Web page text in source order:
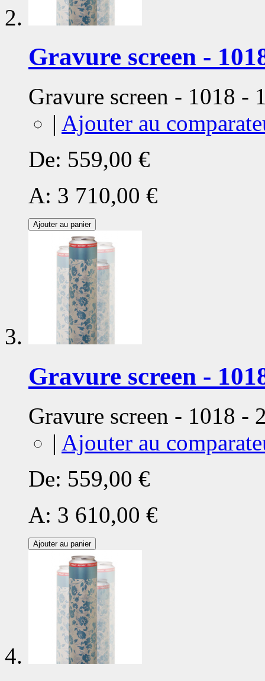
Gravure screen -
Gravure screen - 1018 -
| Ajouter au
De: 559,00 €
A: 3 710,00 €
Ajouter au panier
Gravure screen -
Gravure screen - 1018 -
| Ajouter au
De: 559,00 €
A: 3 610,00 €
Ajouter au panier